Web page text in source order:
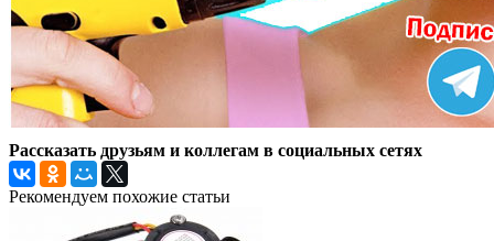
Рассказать друзьям и коллегам в социальных сетях
Рекомендуем похожие статьи